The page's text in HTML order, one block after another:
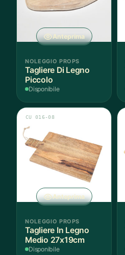
Anteprima
NOLEGGIO PROPS
Tagliere Di Legno
Piccolo
Disponibile
Anteprima
CU 016-08
NOLEGGIO PROPS
Tagliere In Legno
Medio 27x19cm
Disponibile